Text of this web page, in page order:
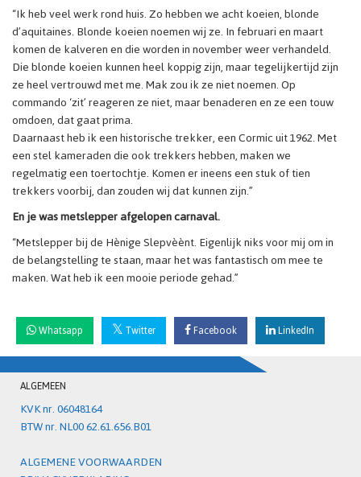
“Ik heb veel werk rond huis. Zo hebben we acht koeien, blonde
d’aquitaines. Blonde koeien noemen wij ze. In februari en maart
komen de kalveren en die worden in november weer verhandeld.
Die blonde koeien kunnen heel koppig zijn, maar tegelijkertijd zijn
ze heel vertrouwd met me. Mak zou ik ze niet noemen. Op
commando ‘zit’ reageren ze niet, maar benaderen en ze een touw
omdoen, dat gaat prima.
Daarnaast heb ik een historische trekker, een Cormic uit 1962. Met
een stel kameraden die ook trekkers hebben, maken we
regelmatig een toertochtje. Komen er ineens een stuk of tien
trekkers voorbij, dan zouden wij dat kunnen zijn.”
En je was metslepper afgelopen carnaval.
“Metslepper bij de Hènige Slepvèènt. Eigenlijk niks voor mij om in
de belangstelling te staan, maar het was fantastisch om mee te
maken. Wat heb ik een mooie periode gehad.”
Whatsapp Twitter Facebook LinkedIn
ALGEMEEN
KVK nr. 06048164
BTW nr. NL00 62.61.656.B01
ALGEMENE VOORWAARDEN